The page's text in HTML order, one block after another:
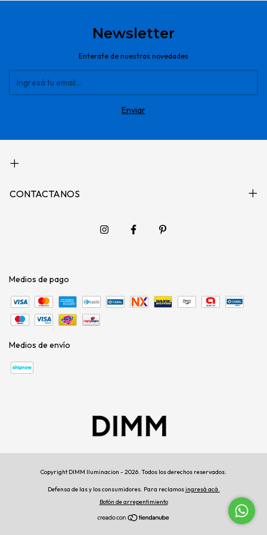
Newsletter
Enterate de nuestras novedades
CONTACTANOS
Medios de pago
Medios de envío
Copyright DIMM Iluminacion - 2026. Todos los derechos reservados.
Defensa de las y los consumidores. Para reclamosingresá acá.
Botón de arrepentimiento